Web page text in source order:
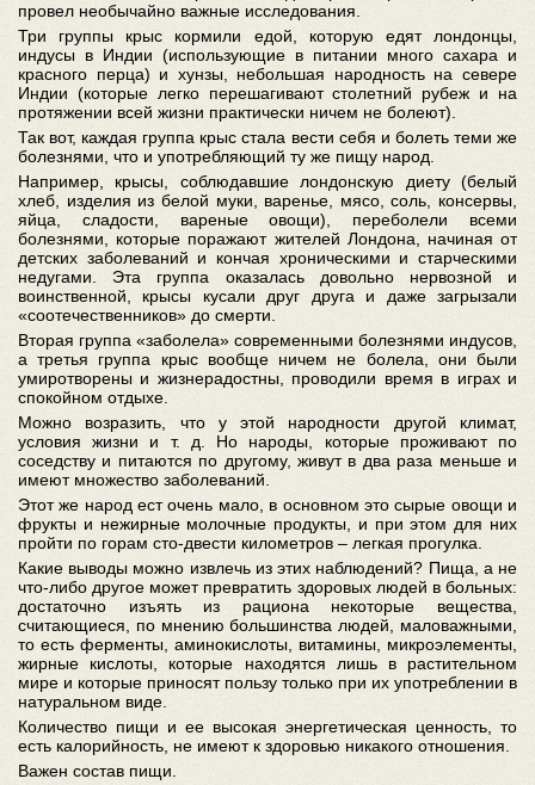
провел необычайно важные исследования.
Три группы крыс кормили едой, которую едят лондонцы,
индусы в Индии (использующие в питании много сахара и
красного перца) и хунзы, небольшая народность на севере
Индии (которые легко перешагивают столетний рубеж и на
протяжении всей жизни практически ничем не болеют).
Так вот, каждая группа крыс стала вести себя и болеть теми же
болезнями, что и употребляющий ту же пищу народ.
Например, крысы, соблюдавшие лондонскую диету (белый
хлеб, изделия из белой муки, варенье, мясо, соль, консервы,
яйца, сладости, вареные овощи), переболели всеми
болезнями, которые поражают жителей Лондона, начиная от
детских заболеваний и кончая хроническими и старческими
недугами. Эта группа оказалась довольно нервозной и
воинственной, крысы кусали друг друга и даже загрызали
«соотечественников» до смерти.
Вторая группа «заболела» современными болезнями индусов,
а третья группа крыс вообще ничем не болела, они были
умиротворены и жизнерадостны, проводили время в играх и
спокойном отдыхе.
Можно возразить, что у этой народности другой климат,
условия жизни и т. д. Но народы, которые проживают по
соседству и питаются по другому, живут в два раза меньше и
имеют множество заболеваний.
Этот же народ ест очень мало, в основном это сырые овощи и
фрукты и нежирные молочные продукты, и при этом для них
пройти по горам сто-двести километров – легкая прогулка.
Какие выводы можно извлечь из этих наблюдений? Пища, а не
что-либо другое может превратить здоровых людей в больных:
достаточно изъять из рациона некоторые вещества,
считающиеся, по мнению большинства людей, маловажными,
то есть ферменты, аминокислоты, витамины, микроэлементы,
жирные кислоты, которые находятся лишь в растительном
мире и которые приносят пользу только при их употреблении в
натуральном виде.
Количество пищи и ее высокая энергетическая ценность, то
есть калорийность, не имеют к здоровью никакого отношения.
Важен состав пищи.